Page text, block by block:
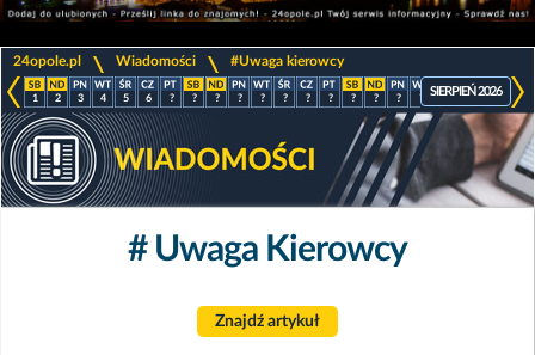
24opole.pl Wiadomości #Uwaga kierowcy
1 2 3 4 5 6 ? ? ? ? ? ? ? ? ? ? ? ? ? ? ?
SIERPIEŃ 2026
# Uwaga Kierowcy
Znajdź artykuł